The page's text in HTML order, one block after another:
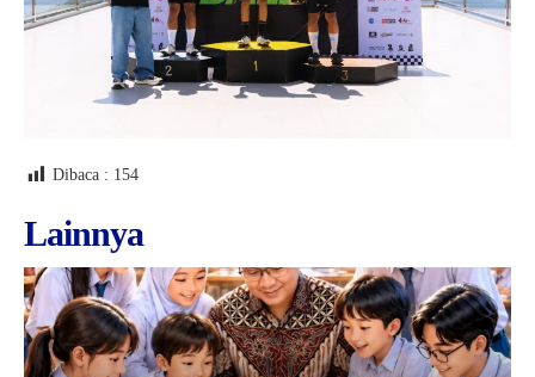
Dibaca : 154
Lainnya